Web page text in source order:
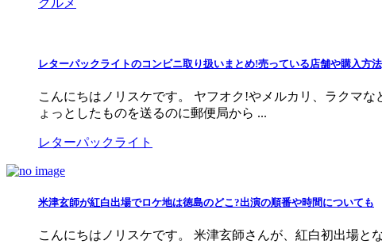
グルメ
レターパックライトのコンビニ取り扱いまとめ!売っている店舗や購入方
こんにちはノリスケです。 ヤフオク!やメルカリ、ラクマ
ょっとしたものを送るのに郵便局から ...
レターパックライト
米津玄師が紅白出場でロケ地は徳島のどこ?出演の順番や時間についても
こんにちはノリスケです。 米津玄師さんが、紅白初出場